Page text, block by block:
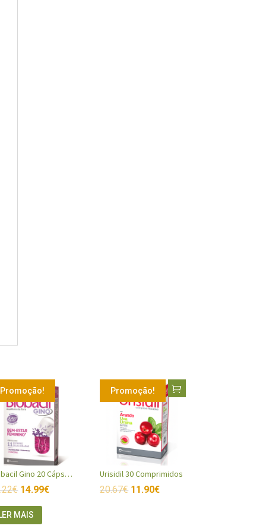
Promoção!
Biobacil Gino 20 Cápsulas
€ 14.99€
MAIS
Promoção!
Urisidil 30 Comprimidos
20.67€ 11.90€